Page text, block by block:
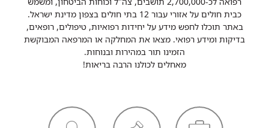
כבית חולים על אזורי עבור 12 בתי חולים בצפון מדינת ישראל.
באתר תוכלו לחפש מידע על יחידות רפואיות, טיפולים, רופאים,
בדיקות ומידע רפואי. מצאו את המחלקה או המרפאה המבוקשת
הזמינו תור במהירות ובנוחות.
מאחלים לכולנו הרבה בריאות!